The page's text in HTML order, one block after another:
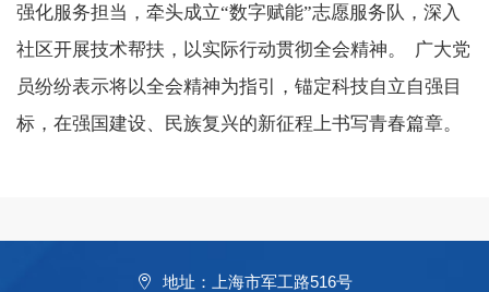
强化服务担当，牵头成立“数字赋能”志愿服务队，深入
社区开展技术帮扶，以实际行动贯彻全会精神。
广大党
员纷纷表示将以全会精神为指引，锚定科技自立自强目
标，在强国建设、民族复兴的新征程上书写青春篇章。
地址：上海市军工路516号